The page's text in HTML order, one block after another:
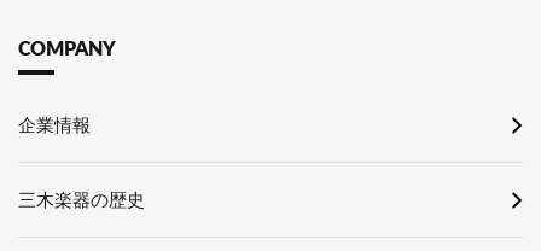
COMPANY
企業情報
三木楽器の歴史